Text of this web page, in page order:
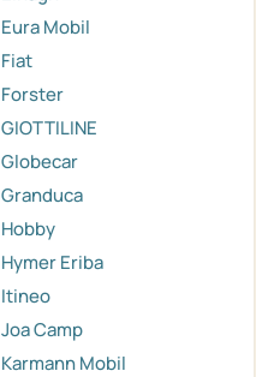
Eura Mobil
Fiat
Forster
GIOTTILINE
Globecar
Granduca
Hobby
Hymer Eriba
Itineo
Joa Camp
Karmann Mobil